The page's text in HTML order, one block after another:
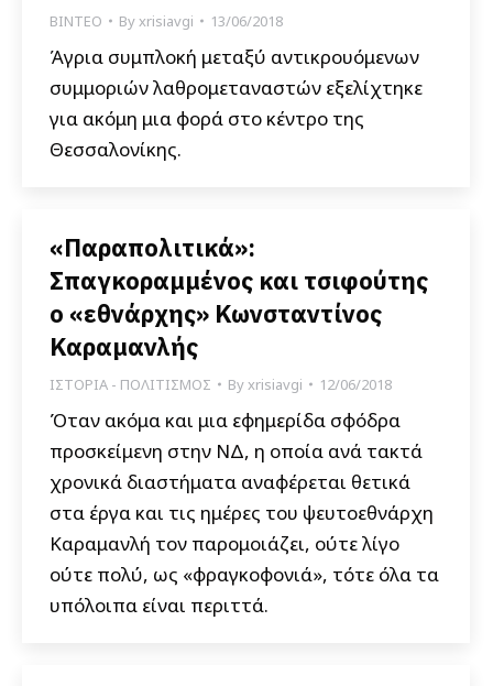
ΒΙΝΤΕΟ Byxrisiavgi 13/06/2018
Άγρια συμπλοκή μεταξύ αντικρουόμενων
συμμοριών λαθρομεταναστών εξελίχτηκε
για ακόμη μια φορά στο κέντρο της
Θεσσαλονίκης.
«Παραπολιτικά»:
Σπαγκοραμμένος και τσιφούτης
ο «εθνάρχης» Κωνσταντίνος
Καραμανλής
ΙΣΤΟΡΙΑ - ΠΟΛΙΤΙΣΜΟΣ Byxrisiavgi 12/06/2018
Όταν ακόμα και μια εφημερίδα σφόδρα
προσκείμενη στην ΝΔ, η οποία ανά τακτά
χρονικά διαστήματα αναφέρεται θετικά
στα έργα και τις ημέρες του ψευτοεθνάρχη
Καραμανλή τον παρομοιάζει, ούτε λίγο
ούτε πολύ, ως «φραγκοφονιά», τότε όλα τα
υπόλοιπα είναι περιττά.